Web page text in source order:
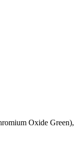
Oxide Green),